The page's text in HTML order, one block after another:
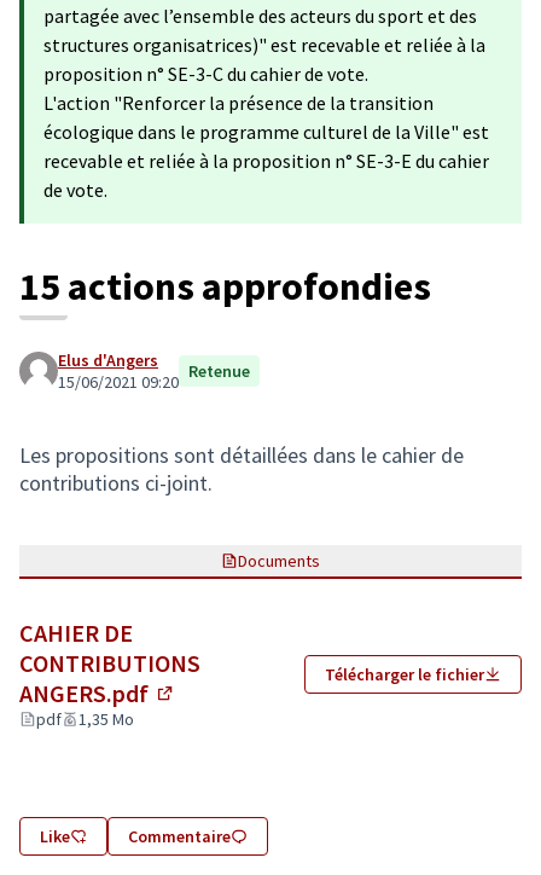
partagée avec l’ensemble des acteurs du sport et des
structures organisatrices)" est recevable et reliée à la
proposition n° SE-3-C du cahier de vote.
L'action "Renforcer la présence de la transition
écologique dans le programme culturel de la Ville" est
recevable et reliée à la proposition n° SE-3-E du cahier
de vote.
15 actions approfondies
Elus d'Angers
15/06/2021 09:20 Retenue
Les propositions sont détaillées dans le cahier de
contributions ci-joint.
Documents
CAHIER DE
CONTRIBUTIONS
ANGERS.pdf
pdf 1,35 Mo
Télécharger le fichier
Like Commentaire